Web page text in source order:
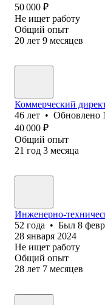
50 000 ₽
Не ищет работу
Общий опыт
20 лет 9 месяцев
Коммерческий
46 лет • Обновлено
40 000 ₽
Общий опыт
21 год 3 месяца
Инженерно-
52 года • Был 8
28 января 2024
Не ищет работу
Общий опыт
28 лет 7 месяцев